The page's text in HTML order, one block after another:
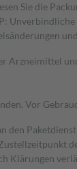
Sie die
Arzneimittel
Vor
den
Klärungen